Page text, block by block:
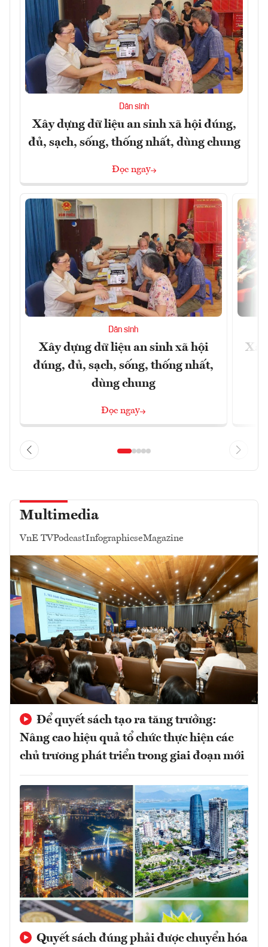
Dân sinh
Xây dựng dữ liệu an sinh xã hội đúng,
đủ, sạch, sống, thống nhất, dùng chung
Đọc ngay
Dân sinh
Xây dựng dữ liệu an sinh xã hội
đúng, đủ, sạch, sống, thống nhất,
dùng chung
Đọc ngay
Multimedia
VnE TVPodcastInfographicseMagazine
Để quyết sách tạo ra tăng trưởng:
Nâng cao hiệu quả tổ chức thực hiện các
chủ trương phát triển trong giai đoạn mới
Quyết sách đúng phải được chuyển hóa